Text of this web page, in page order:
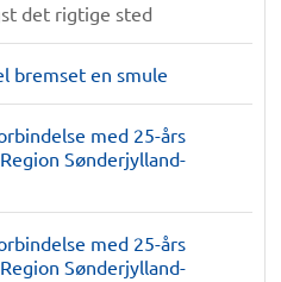
det rigtige sted
bremset en smule
med 25-års
Sønderjylland-
med 25-års
Sønderjylland-